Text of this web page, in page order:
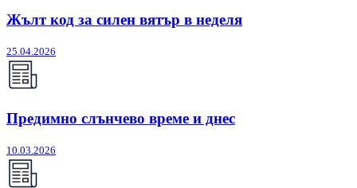
Жълт код за силен вятър в неделя
25.04.2026
Предимно слънчево време и днес
10.03.2026